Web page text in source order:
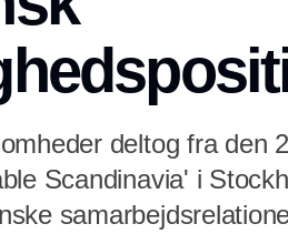
deltog fra den
Scandinavia' i